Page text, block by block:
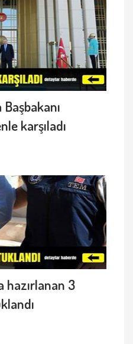
karşıladı
hazırlanan 3